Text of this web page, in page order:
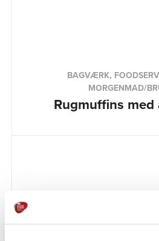
BAGVÆRK,
MORGENMAD/
Rugmuffins